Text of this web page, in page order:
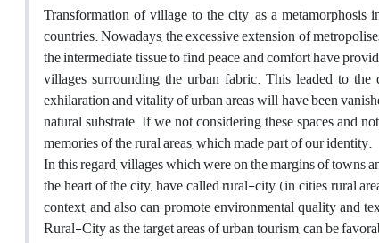
Transformation of village to the city, as a metamorphosis
countries. Nowadays, the excessive extension of
the intermediate tissue to find peace and comfort have
villages surrounding the urban fabric. This leaded to
exhilaration and vitality of urban areas will have been
natural substrate. If we not considering these spaces and
memories of the rural areas, which made part of our identity.
In this regard, villages which were on the margins of towns
the heart of the city, have called rural-city (in cities rural
context, and also can promote environmental quality and
Rural-City as the target areas of urban tourism, can be